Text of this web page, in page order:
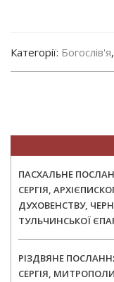
Категорії: Богослів'я,
ПАСХАЛЬНЕ
СЕРГІЯ,
ДУХОВЕНСТВУ,
ТУЛЬЧИНСЬКОЇ
РІЗДВЯНЕ
СЕРГІЯ,